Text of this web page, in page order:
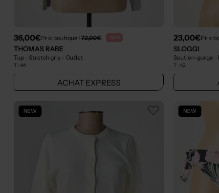
36,00€Prix boutique :72,00€ -50%
THOMAS RABE
Top - Stretch gris - Outlet
T :44
ACHAT EXPRESS
23,00€Prix
SLOGGI
Soutien-gorge -
T :42
NEW NEW